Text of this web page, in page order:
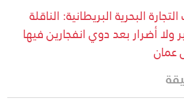
البحرية البريطانية: الناقلة
ولا أضرار بعد دوي انفجارين فيها
عمان